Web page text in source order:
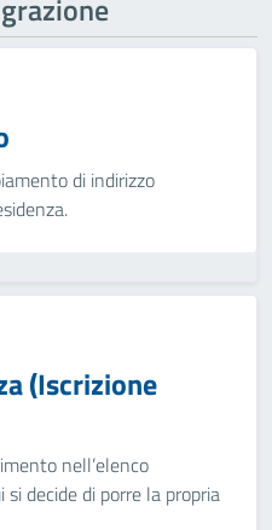
di indirizzo
(Iscrizione
nell’elenco
decide di porre la propria